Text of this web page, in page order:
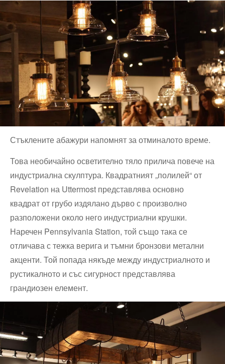
Стъклените абажури напомнят за отминалото време.
Това необичайно осветително тяло прилича повече на
индустриална скулптура. Квадратният „полилей“ от
Revelation на Uttermost представлява основно
квадрат от грубо издялано дърво с произволно
разположени около него индустриални крушки.
Наречен Pennsylvania Station, той също така се
отличава с тежка верига и тъмни бронзови метални
акценти. Той попада някъде между индустриалното и
рустикалното и със сигурност представлява
грандиозен елемент.